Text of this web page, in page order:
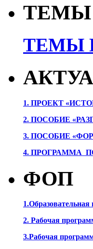
ТЕМЫ
ТЕМЫ
1. ПРОЕКТ
2. ПОСОБИЕ
3. ПОСОБИЕ
4. ПРОГРАММА
ФОП
2. Рабочая
3.Рабочая